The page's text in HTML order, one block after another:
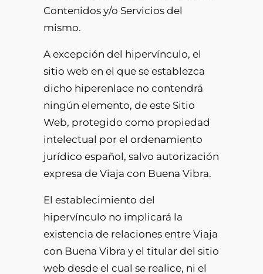
Contenidos y/o Servicios del
mismo.
A excepción del hipervínculo, el
sitio web en el que se establezca
dicho hiperenlace no contendrá
ningún elemento, de este Sitio
Web, protegido como propiedad
intelectual por el ordenamiento
jurídico español, salvo autorización
expresa de Viaja con Buena Vibra.
El establecimiento del
hipervínculo no implicará la
existencia de relaciones entre Viaja
con Buena Vibra y el titular del sitio
web desde el cual se realice, ni el